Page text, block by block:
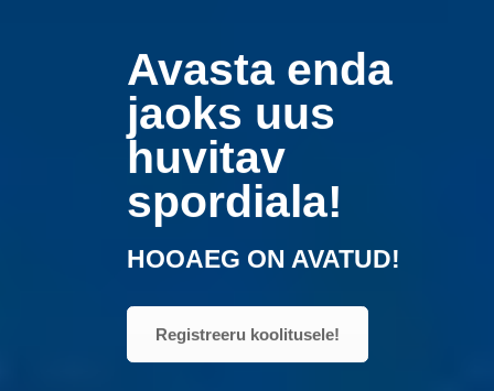
Avasta enda
jaoks uus
huvitav
spordiala!
HOOAEG ON AVATUD!
Registreeru koolitusele!